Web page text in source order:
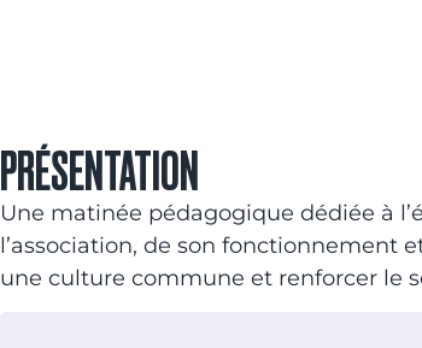
PRÉSENTATION
Une matinée pédagogique dédiée à
l’association, de son fonctionnement
une culture commune et renforcer le